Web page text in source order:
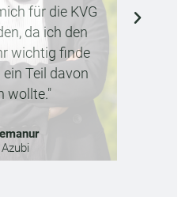
für die KVG
da ich den
wichtig finde
Teil davon
wollte."
Azubi